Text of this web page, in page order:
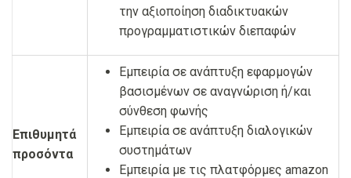
την αξιοποίηση διαδικτυακών
προγραμματιστικών διεπαφών
Επιθυμητά
προσόντα
Εμπειρία σε ανάπτυξη εφαρμογών
βασισμένων σε αναγνώριση ή/και
σύνθεση φωνής
Εμπειρία σε ανάπτυξη διαλογικών
συστημάτων
Εμπειρία με τις πλατφόρμες amazon